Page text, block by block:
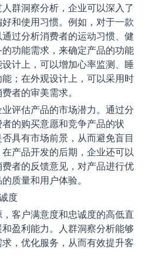
群洞察分析，企业可以深入了
和使用习惯。例如，对于一款
过分析消费者的运动习惯、健
功能需求，来确定产品的功能
计上，可以增加心率监测、睡
；在外观设计上，可以采用时
者的审美需求。
评估产品的市场潜力。通过分
的购买意愿和竞争产品的状
具有市场前景，从而避免盲目
产品开发的后期，企业还可以
者的反馈意见，对产品进行优
质量和用户体验。
度
客户满意度和忠诚度的高低直
盈利能力。人群洞察分析能够
，优化服务，从而有效提升客